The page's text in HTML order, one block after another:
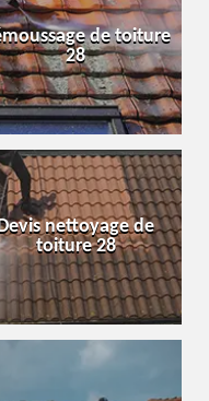
de toiture
28
nettoyage de
toiture 28